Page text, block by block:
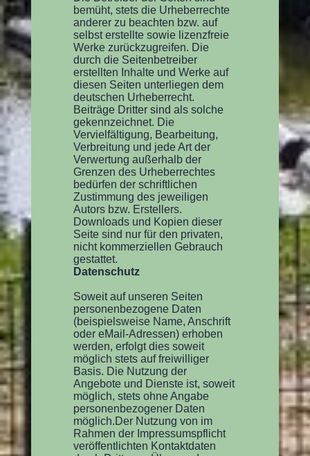
bemüht, stets die Urheberrechte
anderer zu beachten bzw. auf
selbst erstellte sowie lizenzfreie
Werke zurückzugreifen. Die
durch die Seitenbetreiber
erstellten Inhalte und Werke auf
diesen Seiten unterliegen dem
deutschen Urheberrecht.
Beiträge Dritter sind als solche
gekennzeichnet. Die
Vervielfältigung, Bearbeitung,
Verbreitung und jede Art der
Verwertung außerhalb der
Grenzen des Urheberrechtes
bedürfen der schriftlichen
Zustimmung des jeweiligen
Autors bzw. Erstellers.
Downloads und Kopien dieser
Seite sind nur für den privaten,
nicht kommerziellen Gebrauch
gestattet.
Datenschutz
Soweit auf unseren Seiten
personenbezogene Daten
(beispielsweise Name, Anschrift
oder eMail-Adressen) erhoben
werden, erfolgt dies soweit
möglich stets auf freiwilliger
Basis. Die Nutzung der
Angebote und Dienste ist, soweit
möglich, stets ohne Angabe
personenbezogener Daten
möglich.Der Nutzung von im
Rahmen der Impressumspflicht
veröffentlichten Kontaktdaten